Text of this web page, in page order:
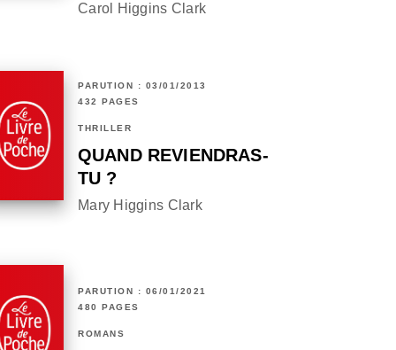
Carol Higgins Clark
PARUTION : 03/01/2013
432 PAGES
THRILLER
QUAND REVIENDRAS-
TU ?
Mary Higgins Clark
PARUTION : 06/01/2021
480 PAGES
ROMANS